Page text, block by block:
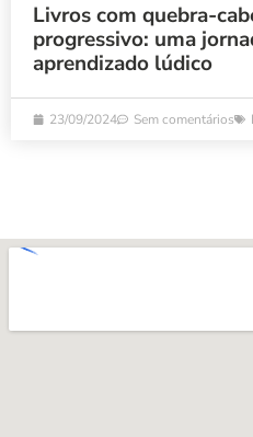
Livros com quebra-
progressivo: uma
aprendizado lúdico
23/09/2024 Sem comentários